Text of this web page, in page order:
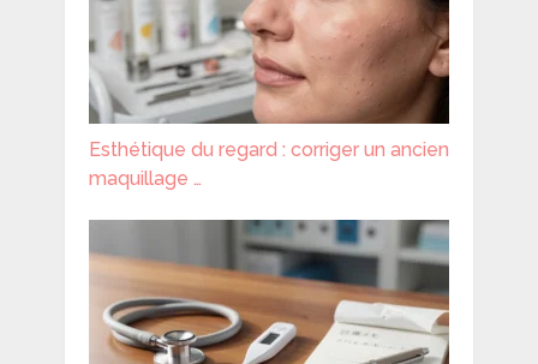
Esthétique du regard : corriger un ancien
maquillage …